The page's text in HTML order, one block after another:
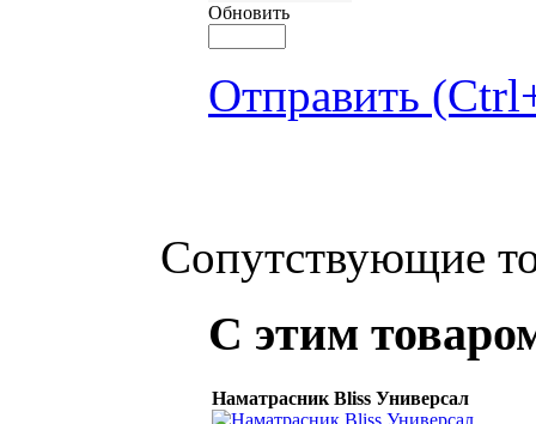
Обновить
Отправить
Сопутствующие
С этим
Наматрасник Bliss Универсал